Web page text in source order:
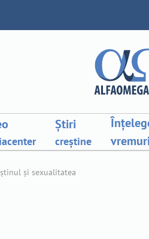
Știri
creștine
și sexualitatea